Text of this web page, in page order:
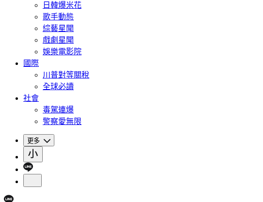
日韓爆米花
歌手動態
綜藝星聞
戲劇星聞
娛樂電影院
國際
川普對等關稅
全球必讀
社會
毒駕連爆
警察愛無限
更多